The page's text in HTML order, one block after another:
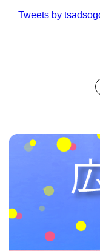
Tweets by